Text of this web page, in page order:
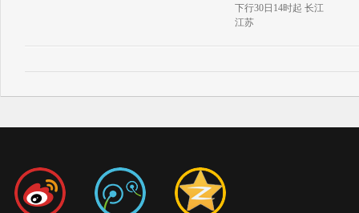
下行30日14时起 长江
江苏